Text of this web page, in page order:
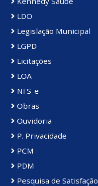
LDO
Legislação Municipal
LGPD
Licitações
LOA
NFS-e
Obras
Ouvidoria
P. Privacidade
PCM
PDM
Pesquisa de Satisfação